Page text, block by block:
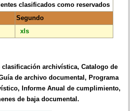
clasificados como reservados
Segundo
xls
clasificación archivística, Catalogo de
de archivo documental, Programa
Informe Anual de cumplimiento,
de baja documental.